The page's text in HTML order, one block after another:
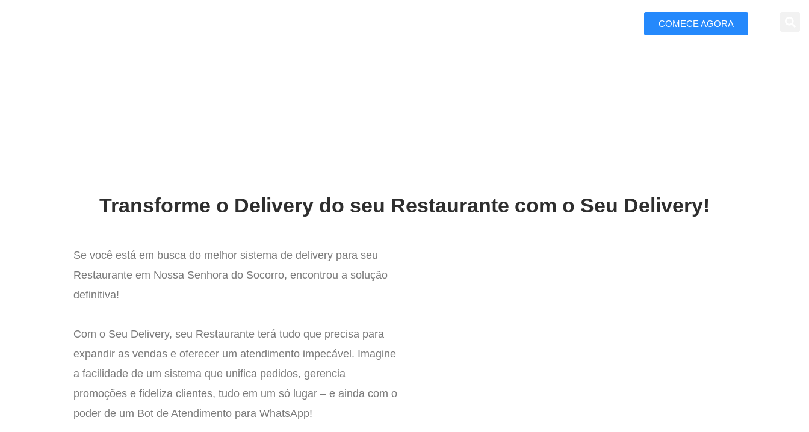
COMECE AGORA
Transforme o Delivery do seu Restaurante com o Seu Delivery!
Se você está em busca do melhor sistema de delivery para seu
Restaurante em Nossa Senhora do Socorro, encontrou a solução
definitiva!
Com o Seu Delivery, seu Restaurante terá tudo que precisa para
expandir as vendas e oferecer um atendimento impecável. Imagine
a facilidade de um sistema que unifica pedidos, gerencia
promoções e fideliza clientes, tudo em um só lugar – e ainda com o
poder de um Bot de Atendimento para WhatsApp!